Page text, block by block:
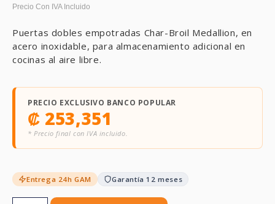
Puertas dobles empotradas Char-Broil Medallion, en
acero inoxidable, para almacenamiento adicional en
cocinas al aire libre.
PRECIO EXCLUSIVO BANCO POPULAR
₡ 253,351
* Precio final con IVA incluido.
Entrega 24h GAM Garantía 12 meses